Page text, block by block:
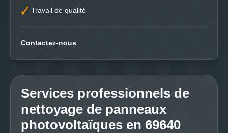
Travail de qualité
Contactez-nous
Services professionnels de
nettoyage de panneaux
photovoltaïques en 69640